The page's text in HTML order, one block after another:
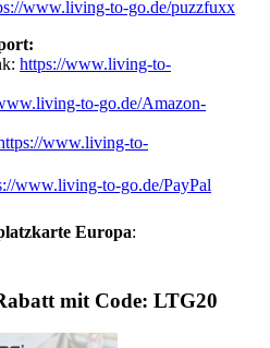
www.living-to-go.de/puzzfuxx
https://www.living-to-
to-go.de/Amazon-
www.living-to-
www.living-to-go.de/PayPal
Europa:
mit Code: LTG20